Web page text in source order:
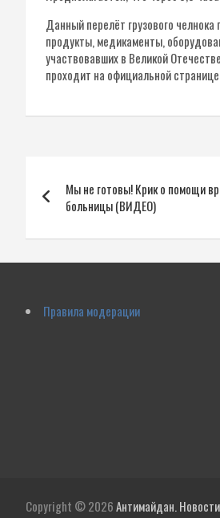
Данный перелёт грузового
продукты, медикаменты,
участвовавших в Великой
проходит на официальной
по
записям
Мы не готовы! Крик о помощи
больницы (ВИДЕО)
Правила модерации
Copyright © 2026Антимайдан.